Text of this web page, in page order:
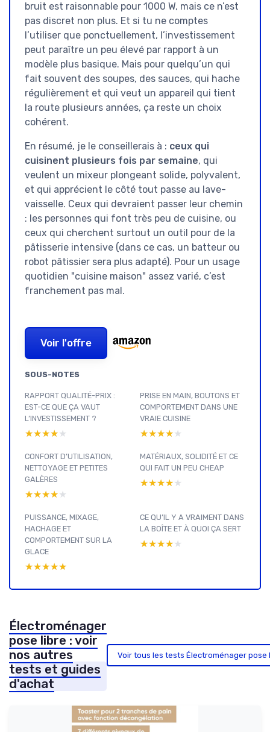
bruit est raisonnable pour 1000 W, mais ce n’est
pas discret non plus. Et si tu ne comptes
l’utiliser que ponctuellement, l’investissement
peut paraître un peu élevé par rapport à un
modèle plus basique. Mais pour quelqu’un qui
fait souvent des soupes, des sauces, qui hache
régulièrement et qui veut un appareil qui tient
la route plusieurs années, ça reste un choix
cohérent.
En résumé, je le conseillerais à : ceux qui
cuisinent plusieurs fois par semaine, qui
veulent un mixeur plongeant solide, polyvalent,
et qui apprécient le côté tout passe au lave-
vaisselle. Ceux qui devraient passer leur chemin
: les personnes qui font très peu de cuisine, ou
ceux qui cherchent surtout un outil pour de la
pâtisserie intensive (dans ce cas, un batteur ou
robot pâtissier sera plus adapté). Pour un usage
quotidien "cuisine maison" assez varié, c’est
franchement pas mal.
Voir l'offre
SOUS-NOTES
RAPPORT QUALITÉ-PRIX :
EST-CE QUE ÇA VAUT
L’INVESTISSEMENT ?
★★★★★
★★★★★
PRISE EN MAIN, BOUTONS ET
COMPORTEMENT DANS UNE
VRAIE CUISINE
★★★★★
★★★★★
CONFORT D’UTILISATION,
NETTOYAGE ET PETITES
GALÈRES
★★★★★
★★★★★
MATÉRIAUX, SOLIDITÉ ET CE
QUI FAIT UN PEU CHEAP
★★★★★
★★★★★
PUISSANCE, MIXAGE,
HACHAGE ET
COMPORTEMENT SUR LA
GLACE
★★★★★
★★★★★
CE QU’IL Y A VRAIMENT DANS
LA BOÎTE ET À QUOI ÇA SERT
★★★★★
★★★★★
Électroménager
pose libre : voir
nos autres
tests et guides
d'achat
Voir tous les tests Électroménager